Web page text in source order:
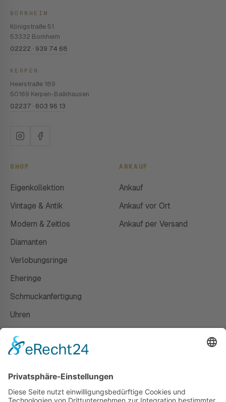
BORNHEIM
Königstraße 51
53332 Bornheim
02222 · 939 74 68
KERPEN
Heerstraße 189
50169 Kerpen-Balkhausen
02237 · 603 96 13
SHOP
Eigenkollektion
Vintage & Antik
Modern & Zeitlos
Diamanten
Verlobungsringe
Eheringe
Schmuckanfertigung
Uhren
ANKAUF
Ankauf
Ankauf vor Ort
Ankauf per Versand
Susanne Steiger